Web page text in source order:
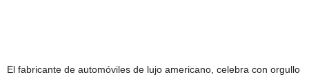
El fabricante de automóviles de lujo americano, celebra con orgullo